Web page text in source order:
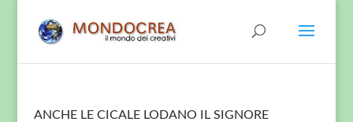
ANCHE LE CICALE LODANO IL SIGNORE